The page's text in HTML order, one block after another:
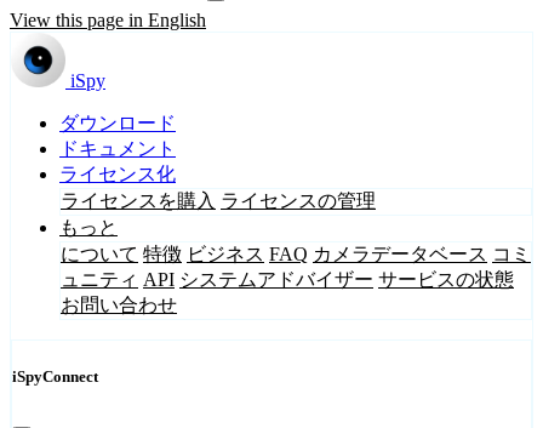
View this page in English
iSpy
ダウンロード
ドキュメント
ライセンス化
ライセンスを購入 ライセンスの管理
もっと
について 特徴 ビジネス FAQ カメラデータベース コミ
ュニティ API システムアドバイザー サービスの状態
お問い合わせ
iSpyConnect